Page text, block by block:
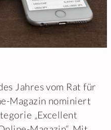
Jahres vom Rat für
Magazin nominiert
„Excellent